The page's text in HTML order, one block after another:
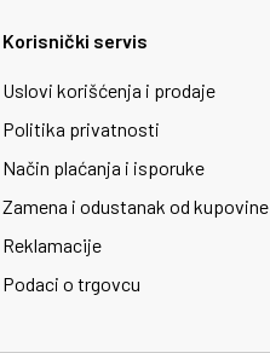
Korisnički servis
Uslovi korišćenja i prodaje
Politika privatnosti
Način plaćanja i isporuke
Zamena i odustanak od kupovine
Reklamacije
Podaci o trgovcu